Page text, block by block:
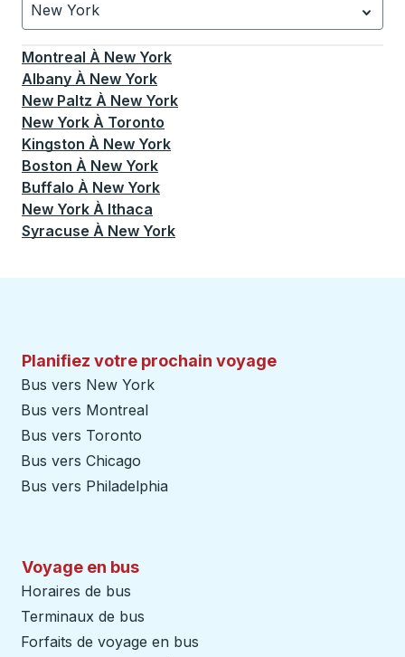
New York
Actuellement sélectionné: New York.La sélection est
Montreal À New York
Albany À New York
New Paltz À New York
New York À Toronto
Kingston À New York
Boston À New York
Buffalo À New York
New York À Ithaca
Syracuse À New York
Planifiez votre prochain voyage
Bus vers New York
Bus vers Montreal
Bus vers Toronto
Bus vers Chicago
Bus vers Philadelphia
Voyage en bus
Horaires de bus
Terminaux de bus
Forfaits de voyage en bus